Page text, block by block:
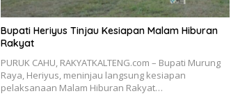
Bupati Heriyus Tinjau Kesiapan Malam Hiburan
Rakyat
PURUK CAHU, RAKYATKALTENG.com – Bupati Murung
Raya, Heriyus, meninjau langsung kesiapan
pelaksanaan Malam Hiburan Rakyat…